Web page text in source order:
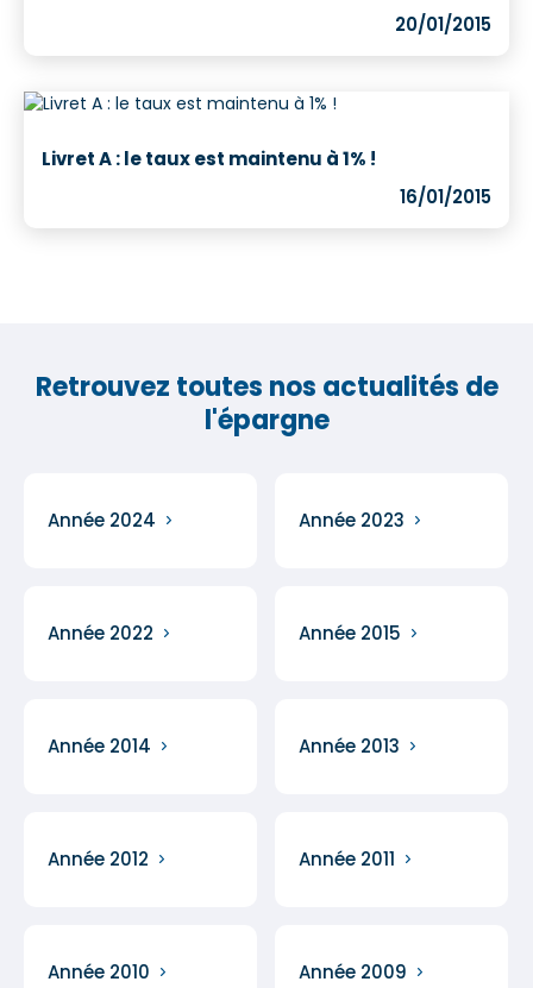
20/01/2015
Livret A : le taux est maintenu à 1% !
16/01/2015
Retrouvez toutes nos actualités de
l'épargne
Année 2024 Année 2023
Année 2022 Année 2015
Année 2014 Année 2013
Année 2012 Année 2011
Année 2010 Année 2009